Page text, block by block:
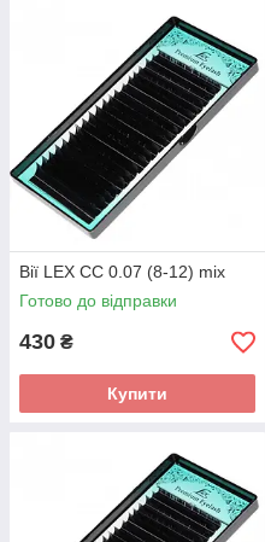
Вії LEX CC 0.07 (8-12) mix
Готово до відправки
430 ₴
Купити